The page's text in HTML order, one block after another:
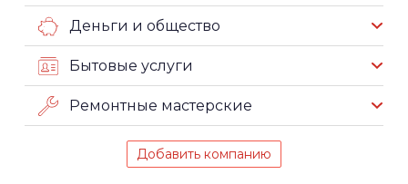
Деньги и общество
Бытовые услуги
Ремонтные мастерские
Добавить компанию